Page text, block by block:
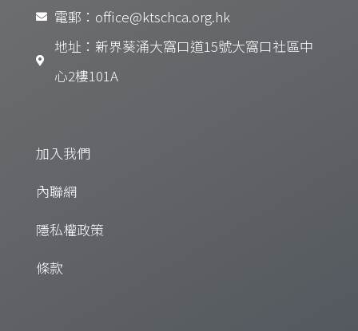
電郵：office@ktschca.org.hk
地址：新界葵涌大窩口道15號大窩口社區中
心2樓101A
加入我們
內聯網
隱私權政策
條款